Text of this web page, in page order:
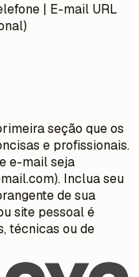
| E-mail URL
seção que os
e profissionais.
e-mail seja
). Inclua seu
de sua
site pessoal é
técnicas ou de